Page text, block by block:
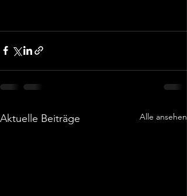
Aktuelle Beiträge Alle ansehen